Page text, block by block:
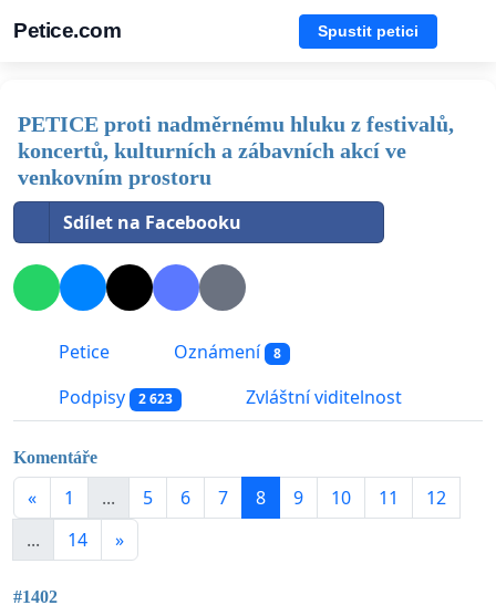
Petice.com Spustit petici
PETICE proti nadměrnému hluku z festivalů,
koncertů, kulturních a zábavních akcí ve
venkovním prostoru
Sdílet na Facebooku
Petice Oznámení 8
Podpisy 2 623 Zvláštní viditelnost
Komentáře
« 1 ... 5 6 7 8 9 10 11
12
...
14 »
#1402